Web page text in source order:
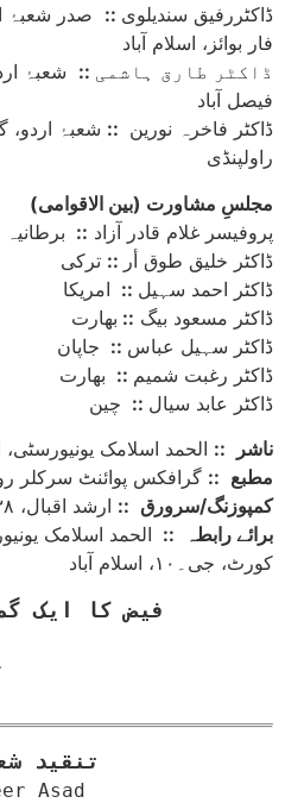
ڈاکٹررفیق سندیلوی :: صدر شعبۂ
فار بوائز، اسلام آباد
ڈاکٹر طارق ہاشمی :: شعبۂ
فیصل آباد
ڈاکٹر فاخرہ نورین :: شعبۂ اردو،
راولپنڈی
(مجلسِ مشاورت (بین الاقوامی
پروفیسر غلام قادر آزاد :: برطانیہ
ڈاکٹر خلیق طوق أر :: ترکی
ڈاکٹر احمد سہیل :: امریکا
ڈاکٹر مسعود بیگ :: بھارت
ڈاکٹر سہیل عباس :: جاپان
ڈاکٹر رغبت شمیم :: بھارت
ڈاکٹر عابد سیال :: چین
ناشر
:: الحمد اسلامک یونیورسٹی،
مطبع :: گرافکس پوائنٹ سرکلر روڈ
کمپوزنگ/سرورق :: ارشد اقبال، ۲۷۵۳۳۳۸۔۰۳۴۵
برائے رابطہ
:: الحمد اسلامک
کورٹ، جی۔۱۰، اسلام آباد
فیض کا ایک
تنقید
Asad